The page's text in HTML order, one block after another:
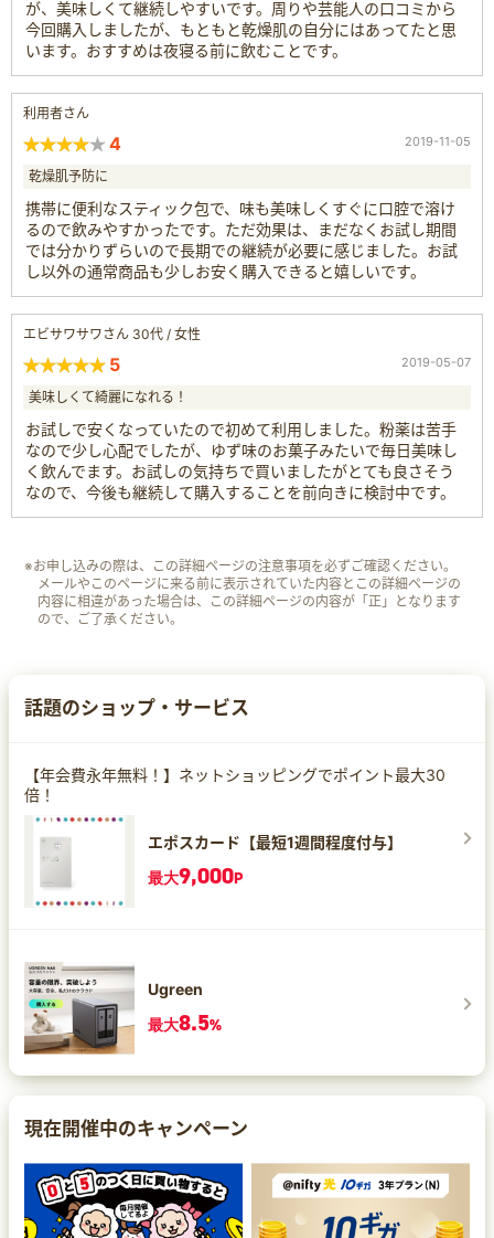
が、美味しくて継続しやすいです。周りや芸能人の口コミから
今回購入しましたが、もともと乾燥肌の自分にはあってたと思
います。おすすめは夜寝る前に飲むことです。
利用者さん
4 2019-11-05
乾燥肌予防に
携帯に便利なスティック包で、味も美味しくすぐに口腔で溶け
るので飲みやすかったです。ただ効果は、まだなくお試し期間
では分かりずらいので長期での継続が必要に感じました。お試
し以外の通常商品も少しお安く購入できると嬉しいです。
エビサワサワさん 30代 / 女性
5 2019-05-07
美味しくて綺麗になれる！
お試しで安くなっていたので初めて利用しました。粉薬は苦手
なので少し心配でしたが、ゆず味のお菓子みたいで毎日美味し
く飲んでます。お試しの気持ちで買いましたがとても良さそう
なので、今後も継続して購入することを前向きに検討中です。
※お申し込みの際は、この詳細ページの注意事項を必ずご確認ください。
メールやこのページに来る前に表示されていた内容とこの詳細ページの
内容に相違があった場合は、この詳細ページの内容が「正」となります
ので、ご了承ください。
話題のショップ・サービス
【年会費永年無料！】ネットショッピングでポイント最大30
倍！
エポスカード【最短1週間程度付与】
最大9,000P
Ugreen
最大8.5%
現在開催中のキャンペーン